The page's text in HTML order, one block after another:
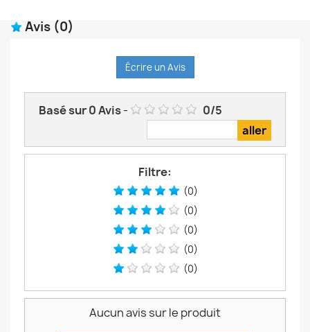
Avis (0)
Écrire un Avis
Basé sur0Avis- 0/5
Filtre:
(0)
(0)
(0)
(0)
(0)
Aucun avis sur le produit